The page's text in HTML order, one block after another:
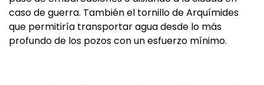
caso de guerra. También el tornillo de Arquímides
que permitiría transportar agua desde lo más
profundo de los pozos con un esfuerzo mínimo.